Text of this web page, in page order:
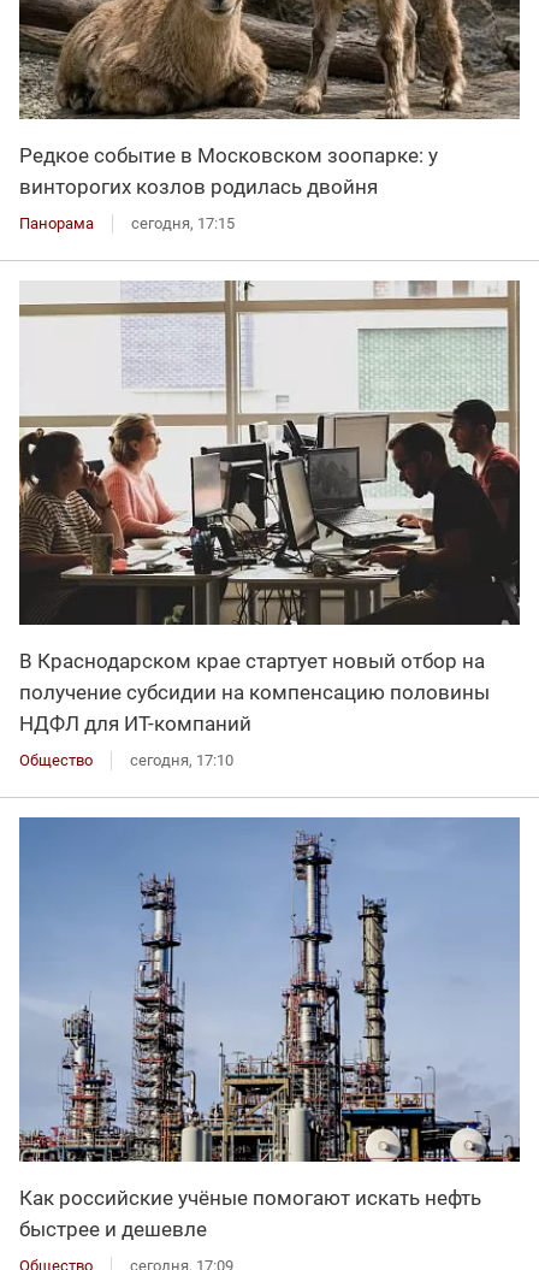
Редкое событие в Московском зоопарке: у
винторогих козлов родилась двойня
Панорама сегодня, 17:15
В Краснодарском крае стартует новый отбор на
получение субсидии на компенсацию половины
НДФЛ для ИT-компаний
Общество сегодня, 17:10
Как российские учёные помогают искать нефть
быстрее и дешевле
Общество сегодня, 17:09